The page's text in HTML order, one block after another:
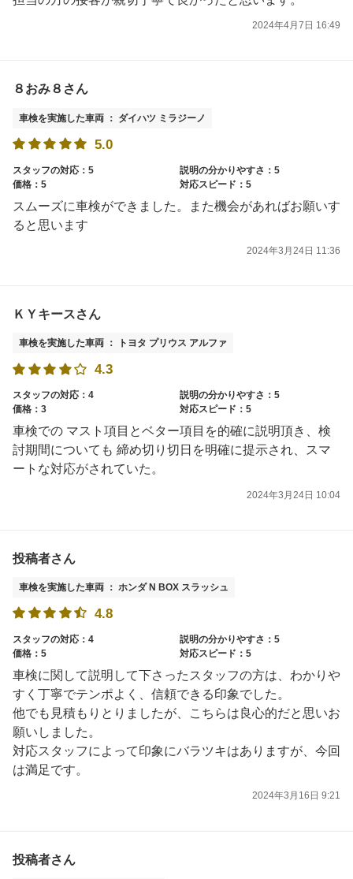
2024年4月7日 16:49
８おみ８さん
車検を実施した車両 ： ダイハツ ミラジーノ
5.0
スタッフの対応：5
説明の分かりやすさ：5
価格：5
対応スピード：5
スムーズに車検ができました。また機会があればお願いす
ると思います
2024年3月24日 11:36
ＫＹキースさん
車検を実施した車両 ： トヨタ プリウス アルファ
4.3
スタッフの対応：4
説明の分かりやすさ：5
価格：3
対応スピード：5
車検での マスト項目とベター項目を的確に説明頂き、検
討期間についても 締め切り切日を明確に提示され、スマ
ートな対応がされていた。
2024年3月24日 10:04
投稿者さん
車検を実施した車両 ： ホンダ N BOX スラッシュ
4.8
スタッフの対応：4
説明の分かりやすさ：5
価格：5
対応スピード：5
車検に関して説明して下さったスタッフの方は、わかりや
すく丁寧でテンポよく、信頼できる印象でした。
他でも見積もりとりましたが、こちらは良心的だと思いお
願いしました。
対応スタッフによって印象にバラツキはありますが、今回
は満足です。
2024年3月16日 9:21
投稿者さん